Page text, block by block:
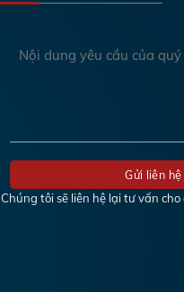
Chúng tôi sẽ liên hệ lại tư vấn